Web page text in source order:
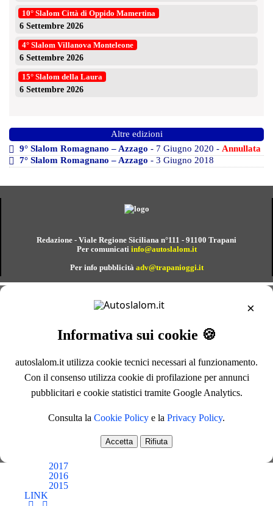
10° Slalom Città di Oppido Mamertina
6 Settembre 2026
4° Slalom Villanova Monteleone
6 Settembre 2026
15° Slalom della Laura
6 Settembre 2026
Altre edizioni
9° Slalom Romagnano – Azzago - 7 Giugno 2020 - Annullata
7° Slalom Romagnano – Azzago - 3 Giugno 2018
Redazione - Viale Regione Siciliana n°111 - 91100 Trapani
Per comunicati info@autoslalom.it
Per info pubblicità adv@trapanioggi.it
×
Informativa sui cookie 🍪
autoslalom.it utilizza cookie tecnici necessari al funzionamento.
Con il consenso utilizza cookie di profilazione per annunci
pubblicitari e cookie statistici tramite Google Analytics.
Consulta la Cookie Policy e la Privacy Policy.
Accetta Rifiuta
Prima Pagina
ARCHIVI
2026
2025
2024
2022
2017
2016
2015
LINK